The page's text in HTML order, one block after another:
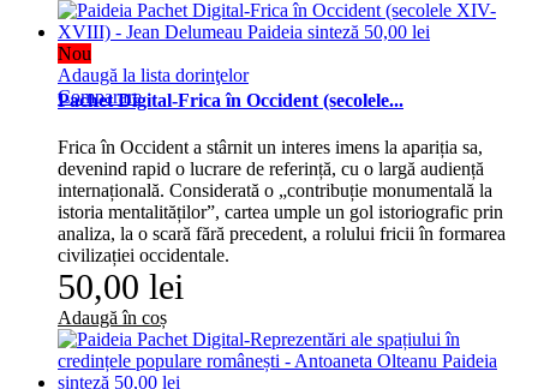
Nou
Adaugă la lista dorinţelor
Comparare
Pachet Digital-Frica în Occident (secolele...
Frica în Occident a stârnit un interes imens la apariția sa,
devenind rapid o lucrare de referință, cu o largă audiență
internațională. Considerată o „contribuție monumentală la
istoria mentalităților”, cartea umple un gol istoriografic prin
analiza, la o scară fără precedent, a rolului fricii în formarea
civilizației occidentale.
50,00 lei
Adaugă în coș